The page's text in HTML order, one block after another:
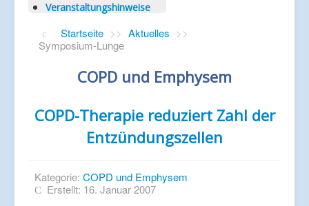
Veranstaltungshinweise
Startseite >> Aktuelles >>
Symposium-Lunge
COPD und Emphysem
COPD-Therapie reduziert Zahl der
Entzündungszellen
Kategorie: COPD und Emphysem
Erstellt: 16. Januar 2007